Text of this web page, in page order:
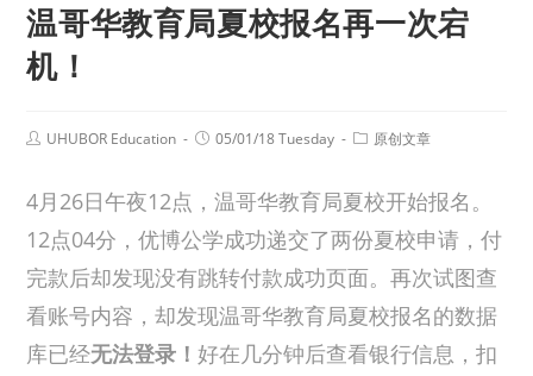
温哥华教育局夏校报名再一次宕
机！
UHUBOR Education 05/01/18 Tuesday 原创文章
4月26日午夜12点，温哥华教育局夏校开始报名。
12点04分，优博公学成功递交了两份夏校申请，付
完款后却发现没有跳转付款成功页面。再次试图查
看账号内容，却发现温哥华教育局夏校报名的数据
库已经无法登录！好在几分钟后查看银行信息，扣